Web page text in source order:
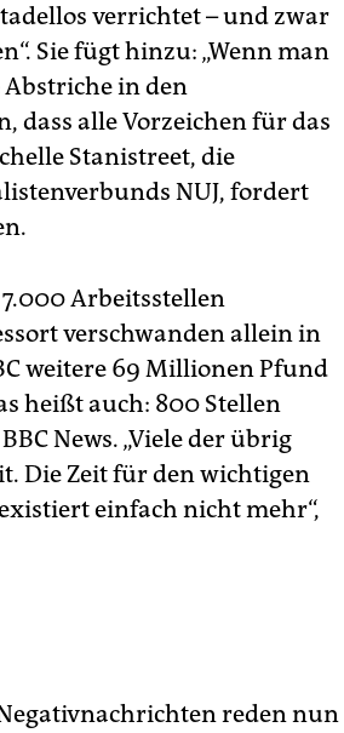
verrichtet – und zwar
Sie fügt hinzu: „Wenn man
in den
dass alle Vorzeichen für das
Stanistreet, die
NUJ, fordert
7.000 Arbeitsstellen
verschwanden allein in
weitere 69 Millionen Pfund
heißt auch: 800 Stellen
News. „Viele der übrig
Die Zeit für den wichtigen
einfach nicht mehr“,
reden nun